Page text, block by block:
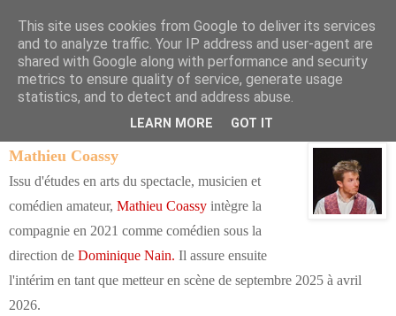
Compagnie de Long’Oeil
Nos metteurs en scène
Mathieu Coassy
Issu d'études en arts du spectacle, musicien et
comédien amateur, Mathieu Coassy intègre la
compagnie en 2021 comme comédien sous la
direction de Dominique Nain. Il assure ensuite
l'intérim en tant que metteur en scène de septembre 2025 à avril
2026.
This site uses cookies from Google to deliver its services
and to analyze traffic. Your IP address and user-agent are
shared with Google along with performance and security
metrics to ensure quality of service, generate usage
statistics, and to detect and address abuse.
LEARN MORE GOT IT